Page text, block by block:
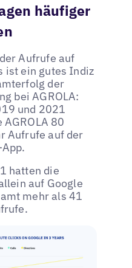
häufiger
Aufrufe auf
ist ein gutes Indiz
der
bei AGROLA:
und 2021
80
Aufrufe auf der
hatten die
auf Google
mehr als 41